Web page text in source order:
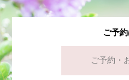
ご予
ご予約・